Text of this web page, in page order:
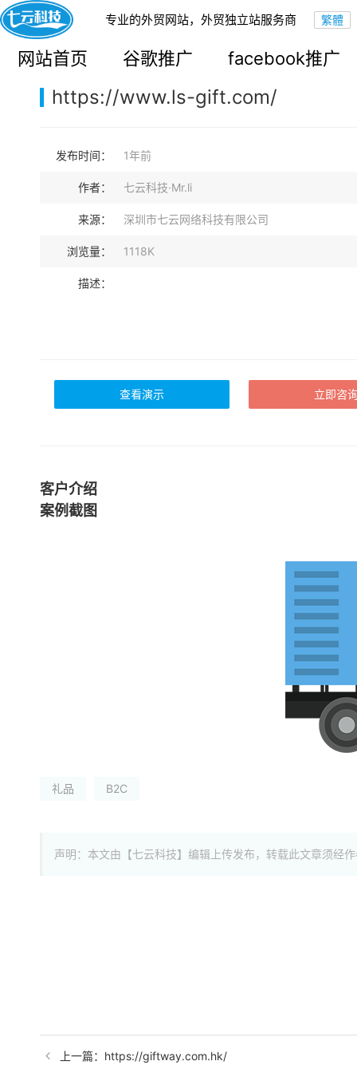
专业的外贸网站，外贸独立站服务商
网站首页 谷歌推广 facebook推广
您的当前位置： 网站首页>案例展示>B2C外贸独立站
https://www.ls-gift.com/
发布时间： 1年前
作者： 七云科技·Mr.li
来源： 深圳市七云网络科技有限公司
浏览量： 1118K
描述：
查看演示 立即咨
客户介绍
案例截图
礼品 B2C
声明：本文由【七云科技】编辑上传发布，转载此文章须经
上一篇：https://giftway.com.hk/